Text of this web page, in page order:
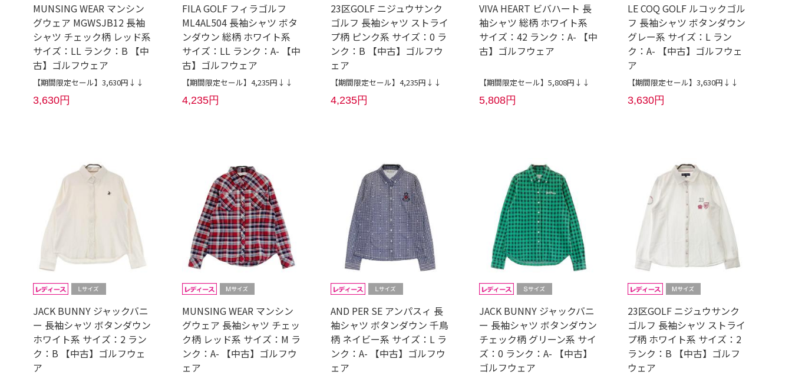
MUNSING WEAR マンシン
グウェア MGWSJB12 長袖
シャツ チェック柄 レッド系
サイズ：LL ランク：B 【中
古】ゴルフウェア
【期間限定セール】3,630円↓↓
3,630円
FILA GOLF フィラゴルフ
ML4AL504 長袖シャツ ボタ
ンダウン 総柄 ホワイト系
サイズ：LL ランク：A- 【中
古】ゴルフウェア
【期間限定セール】4,235円↓↓
4,235円
23区GOLF ニジュウサンク
ゴルフ 長袖シャツ ストライ
プ柄 ピンク系 サイズ：0 ラ
ンク：B 【中古】ゴルフウ
ェア
【期間限定セール】4,235円↓↓
4,235円
VIVA HEART ビバハート 長
袖シャツ 総柄 ホワイト系
サイズ：42 ランク：A- 【中
古】ゴルフウェア
【期間限定セール】5,808円↓↓
5,808円
LE COQ GOLF ルコックゴル
フ 長袖シャツ ボタンダウン
グレー系 サイズ：L ラン
ク：A- 【中古】ゴルフウェ
ア
【期間限定セール】3,630円↓↓
3,630円
JACK BUNNY ジャックバニ
ー 長袖シャツ ボタンダウン
ホワイト系 サイズ：2 ラン
ク：B 【中古】ゴルフウェ
ア
MUNSING WEAR マンシン
グウェア 長袖シャツ チェッ
ク柄 レッド系 サイズ：M ラ
ンク：A- 【中古】ゴルフウ
ェア
AND PER SE アンパスィ 長
袖シャツ ボタンダウン 千鳥
柄 ネイビー系 サイズ：L ラ
ンク：A- 【中古】ゴルフウ
ェア
JACK BUNNY ジャックバニ
ー 長袖シャツ ボタンダウン
チェック柄 グリーン系 サイ
ズ：0 ランク：A- 【中古】
ゴルフウェア
23区GOLF ニジュウサンク
ゴルフ 長袖シャツ ストライ
プ柄 ホワイト系 サイズ：2
ランク：B 【中古】ゴルフ
ウェア